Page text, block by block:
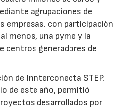
agrupaciones de
empresas, con participación
menos, una pyme y la
centros generadores de
de Innterconecta STEP,
de este año, permitió
desarrollados por